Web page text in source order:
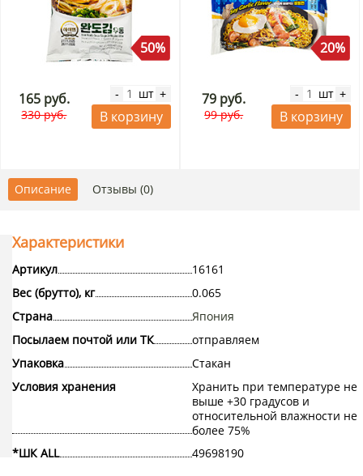
50%
165 руб.
330 руб.
- шт +
В корзину
20%
79 руб.
99 руб.
- шт +
В корзину
Описание Отзывы (0)
Характеристики
Артикул
16161
Вес (брутто), кг
0.065
Страна
Япония
Посылаем почтой или ТК
отправляем
Упаковка
Стакан
Условия хранения
Хранить при температуре не
выше +30 градусов и
относительной влажности не
более 75%
*ШК ALL
49698190